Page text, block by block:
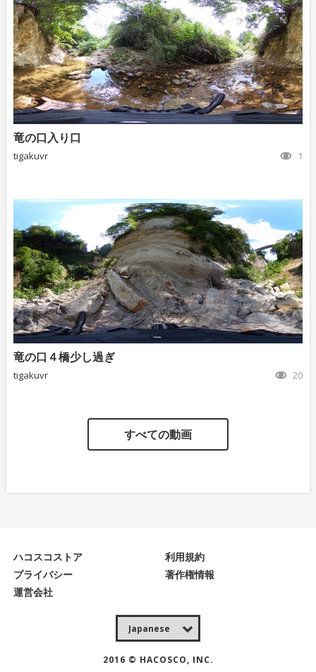
竜の口入り口
tigakuvr 1
竜の口４橋少し過ぎ
tigakuvr 20
すべての動画
ハコスコストア
利用規約
プライバシー
著作権情報
運営会社
2016 © HACOSCO, INC.